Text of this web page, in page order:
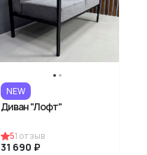
NEW
Диван "Лофт"
51 отзыв
31 690 ₽